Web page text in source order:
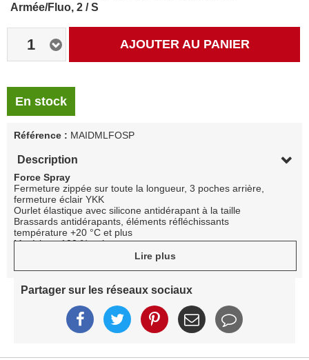
Armée/Fluo, 2 / S
1 AJOUTER AU PANIER
En stock
Référence : MAIDMLFOSP
Description
Force Spray
Fermeture zippée sur toute la longueur, 3 poches arrière,
fermeture éclair YKK
Ourlet élastique avec silicone antidérapant à la taille
Brassards antidérapants, éléments réfléchissants
température +20 °C et plus
Matériau : 100 % polyester
Lire plus
Partager sur les réseaux sociaux